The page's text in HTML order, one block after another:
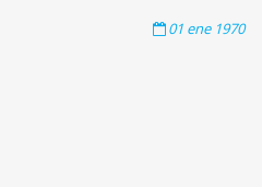
01 ene1970